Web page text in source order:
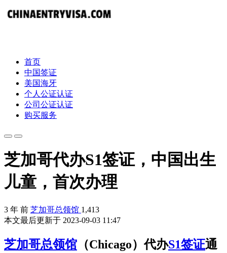
首页
中国签证
美国海牙
个人公证认证
公司公证认证
购买服务
芝加哥代办S1签证，中国出生
儿童，首次办理
3 年 前 芝加哥总领馆 1,413
本文最后更新于 2023-09-03 11:47
芝加哥总领馆 （Chicago）代办S1签证通